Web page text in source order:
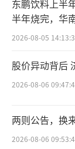
牌）;以及美
东鹏饮料上半
半年烧完，华
2026-08-05
股价异动背后
2026-08-06
两则公告，换
2026-08-06